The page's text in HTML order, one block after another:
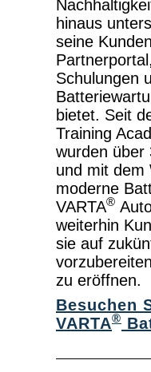
hinaus
seine
Schulungen
bietet. Seit
Training
wurden über
und mit dem
moderne
VARTA®
weiterhin
sie auf
zu eröffnen.
Besuchen
VARTA®